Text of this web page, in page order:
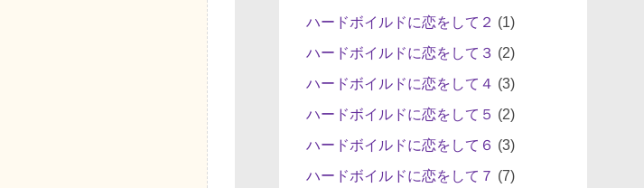
ハードボイルドに恋をして２ (1)
ハードボイルドに恋をして３ (2)
ハードボイルドに恋をして４ (3)
ハードボイルドに恋をして５ (2)
ハードボイルドに恋をして６ (3)
ハードボイルドに恋をして７ (7)